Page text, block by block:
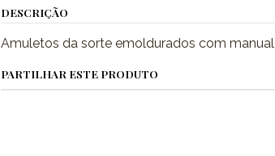
DESCRIÇÃO
Amuletos da sorte emoldurados com manual
PARTILHAR ESTE PRODUTO